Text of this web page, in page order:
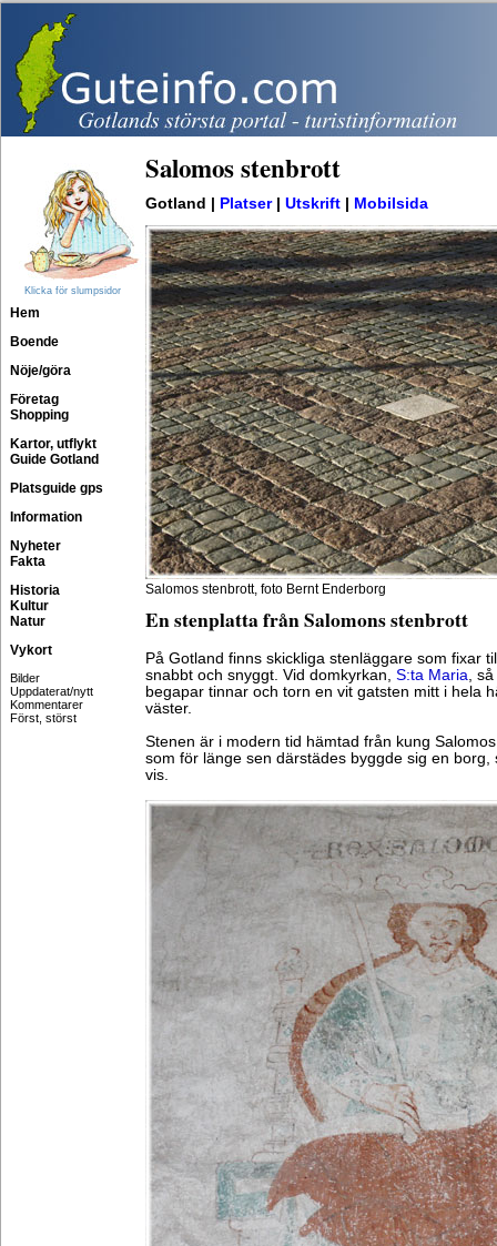
Klicka för slumpsidor
Hem
Boende
Nöje/göra
Företag
Shopping
Kartor, utflykt
Guide Gotland
Platsguide gps
Information
Nyheter
Fakta
Historia
Kultur
Natur
Vykort
Bilder
Uppdaterat/nytt
Kommentarer
Först, störst
Salomos stenbrott
Gotland | Platser| Utskrift Mobilsida
Salomos stenbrott, foto Bernt Enderborg
En stenplatta från Salomons stenbrott
På Gotland finns skickliga stenläggare som fixar
snabbt och snyggt. Vid domkyrkan, S:ta Maria,
begapar tinnar och torn en vit gatsten mitt i hela
väster.
Stenen är i modern tid hämtad från kung
som för länge sen därstädes byggde sig en borg,
vis.